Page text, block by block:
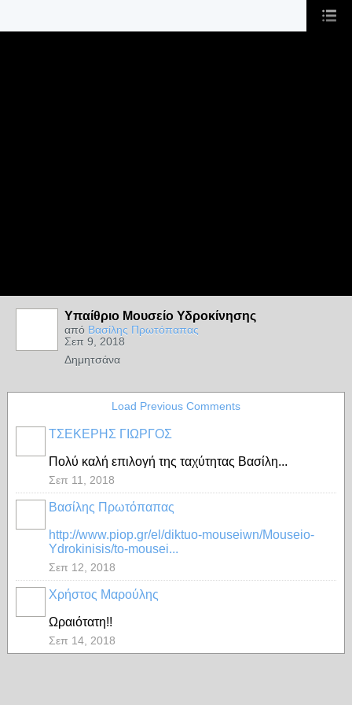
Υπαίθριο Μουσείο Υδροκίνησης
από Βασίλης Πρωτόπαπας
Σεπ 9, 2018
Δημητσάνα
Load Previous Comments
ΤΣΕΚΕΡΗΣ ΓΙΩΡΓΟΣ
Πολύ καλή επιλογή της ταχύτητας Βασίλη...
Σεπ 11, 2018
Βασίλης Πρωτόπαπας
http://www.piop.gr/el/diktuo-mouseiwn/Mouseio-
Ydrokinisis/to-mousei...
Σεπ 12, 2018
Χρήστος Μαρούλης
Ωραιότατη!!
Σεπ 14, 2018